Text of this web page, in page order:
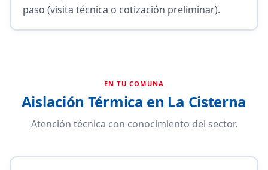
paso (visita técnica o cotización preliminar).
EN TU COMUNA
Aislación Térmica en La Cisterna
Atención técnica con conocimiento del sector.